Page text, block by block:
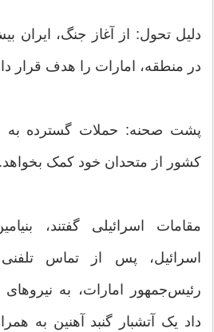
دلیل تحول: از آغاز جنگ، ایران
در منطقه، امارات را هدف قرار
پشت صحنه: حملات گسترده به
کشور از متحدان خود کمک بخواهد.
مقامات اسرائیلی گفتند،
اسرائیل، پس از تماس
رئیس‌جمهور امارات، به
داد یک آتشبار گنبد آهنین به